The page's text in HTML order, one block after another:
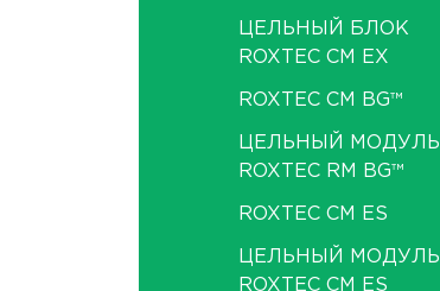
ЦЕЛЬНЫЙ БЛОК
ROXTEC CM EX
ROXTEC CM BG™
ЦЕЛЬНЫЙ МОДУЛЬ
ROXTEC RM BG™
ROXTEC CM ES
ЦЕЛЬНЫЙ МОДУЛЬ
ROXTEC CM ES